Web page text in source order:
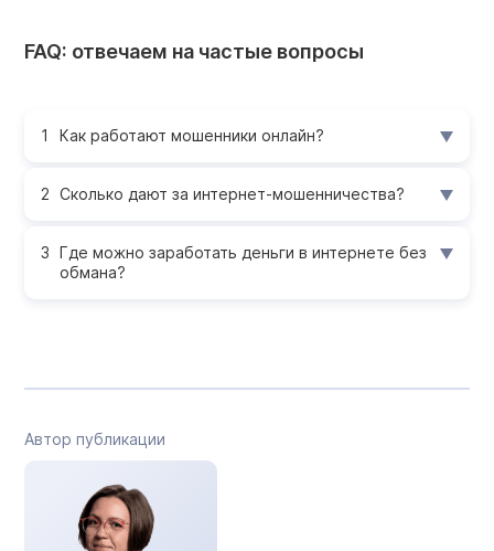
FAQ: отвечаем на частые вопросы
Как работают мошенники онлайн?
Сколько дают за интернет-мошенничества?
Где можно заработать деньги в интернете без
обмана?
Автор публикации